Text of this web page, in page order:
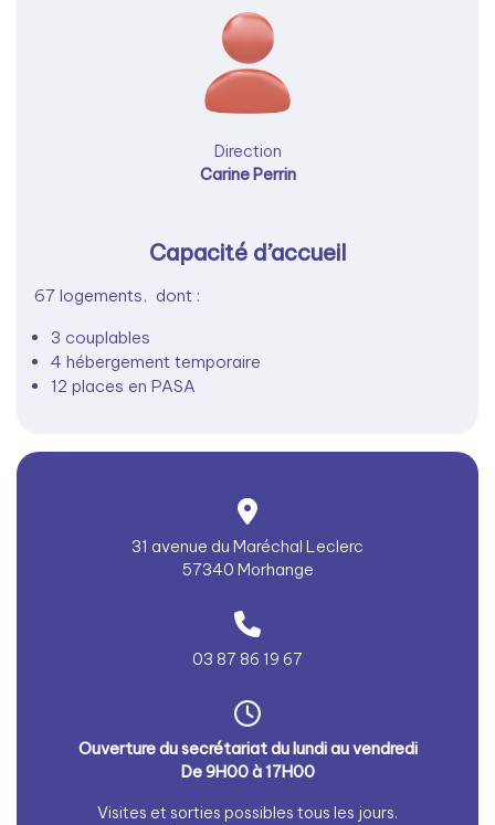
Direction
Carine Perrin
Capacité d’accueil
67 logements, dont :
3 couplables
4 hébergement temporaire
12 places en PASA
31 avenue du Maréchal Leclerc
57340 Morhange
03 87 86 19 67
Ouverture du secrétariat du lundi au vendredi
De 9H00 à 17H00
Visites et sorties possibles tous les jours.